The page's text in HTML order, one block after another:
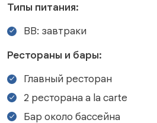
Типы питания:
BB: завтраки
Рестораны и бары:
Главный ресторан
2 ресторана a la carte
Бар около бассейна